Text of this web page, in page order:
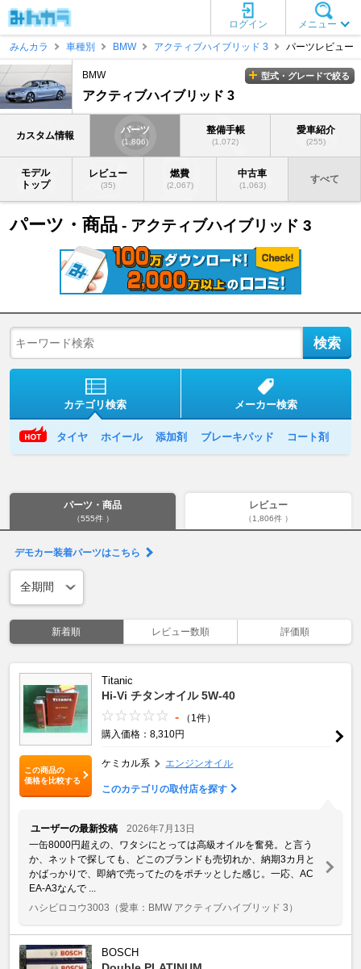
メニュー
ログイン
みんカラ
車種別 BMW アクティブハイブリッド 3 パーツレビュー
BMW
アクティブハイブリッド 3
型式・グレードで絞る
カスタム情報 パーツ
(1,806)
整備手帳
(1,072)
愛車紹介
(255)
モデル
トップ
レビュー
(35)
燃費
(2,067)
中古車
(1,063)
すべて
パーツ・商品 - アクティブハイブリッド 3
カテゴリ検索 メーカー検索
タイヤ ホイール 添加剤 ブレーキパッド コート剤
パーツ・商品
（555件 ）
レビュー
（1,806件 ）
デモカー装着パーツはこちら
新着順 レビュー数順 評価順
この商品の
価格を比較する
Titanic
Hi-Vi チタンオイル 5W-40
-
（1件）
購入価格：8,310円
ケミカル系 エンジンオイル
このカテゴリの取付店を探す
ユーザーの最新投稿
2026年7月13日
一缶8000円超えの、ワタシにとっては高級オイルを奮発。と言う
か、ネットで探しても、どこのブランドも売切れか、納期3カ月と
かばっかりで、即納で売ってたのをポチッとした感じ。一応、AC
EA-A3なんで ...
ハシビロコウ3003 （愛車：BMW アクティブハイブリッド 3）
BOSCH